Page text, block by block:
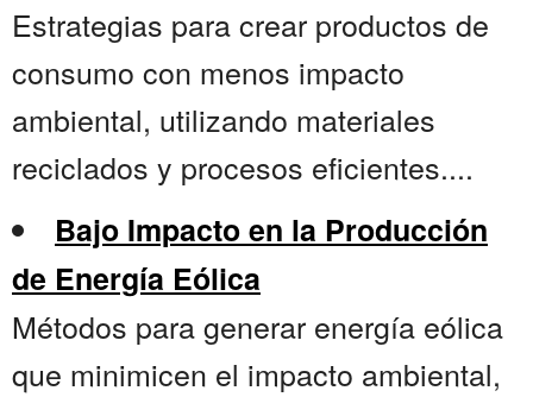
Estrategias para crear productos de
consumo con menos impacto
ambiental, utilizando materiales
reciclados y procesos eficientes....
Bajo Impacto en la Producción
de Energía Eólica
Métodos para generar energía eólica
que minimicen el impacto ambiental,